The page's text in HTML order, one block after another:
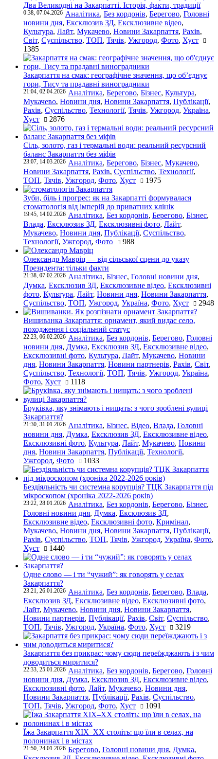
Два Великодні на Закарпатті. Історія, факти, традиції
0:38, 07.04.2026 Аналітика, Без кордонів, Берегово, Головні
новини дня, Ексклюзив ЗД, Ексклюзивне відео,
Культура, Лайт, Мукачево, Новини Закарпаття, Рахів,
Світ, Суспільство, ТОП, Тячів, Ужгород, Фото, Хуст
1385
Закарпаття на смак: географічне значення, що об’єднує
гори, Тису та прадавні виноградники
21:04, 02.04.2026 Аналітика, Берегово, Бізнес, Культура,
Мукачево, Новини дня, Новини Закарпаття, Публікації,
Рахів, Суспільство, Технології, Тячів, Ужгород, Україна,
Хуст
2876
Сіль, золото, газ і термальні води: реальний ресурсний
баланс Закарпаття без міфів
23:07, 14.03.2026 Аналітика, Берегово, Бізнес, Мукачево,
Новини Закарпаття, Рахів, Суспільство, Технології,
ТОП, Тячів, Ужгород, Фото, Хуст 1975
Зуби, біль і прогрес: як на Закарпатті формувалася
стоматологія від імперій до приватних клінік
19:45, 14.02.2026 Аналітика, Без кордонів, Берегово, Бізнес,
Влада, Ексклюзив ЗД, Ексклюзивні фото, Лайт,
Мукачево, Новини дня, Публікації, Суспільство,
Технології, Ужгород, Фото 988
Олександр Мавріц — від сільської сцени до указу
Президента: тільки факти
21:38, 07.02.2026 Аналітика, Бізнес, Головні новини дня,
Думка, Ексклюзив ЗД, Ексклюзивне відео, Ексклюзивні
фото, Культура, Лайт, Новини дня, Новини Закарпаття,
Суспільство, ТОП, Ужгород, Україна, Фото, Хуст 2948
Вишиванка Закарпаття: орнамент, який видає село,
походження і соціальний статус
22:23, 06.02.2026 Аналітика, Без кордонів, Берегово, Головні
новини дня, Думка, Ексклюзив ЗД, Ексклюзивне відео,
Ексклюзивні фото, Культура, Лайт, Мукачево, Новини
дня, Новини Закарпаття, Новини партнерів, Рахів, Світ,
Суспільство, Технології, ТОП, Тячів, Ужгород, Україна,
Фото, Хуст 1118
Бруківка, яку знімають і нищать: з чого зроблені вулиці
Закарпаття?
21:30, 31.01.2026 Аналітика, Бізнес, Відео, Влада, Головні
новини дня, Думка, Ексклюзив ЗД, Ексклюзивне відео,
Ексклюзивні фото, Культура, Лайт, Мукачево, Новини
дня, Новини Закарпаття, Публікації, Технології,
Ужгород, Фото 1033
Бездіяльність чи системна корупція? ТЦК Закарпаття під
мікроскопом (хроніка 2022-2026 років)
23:22, 28.01.2026 Аналітика, Без кордонів, Берегово, Бізнес,
Головні новини дня, Думка, Ексклюзив ЗД,
Ексклюзивне відео, Ексклюзивні фото, Кримінал,
Мукачево, Новини дня, Новини Закарпаття, Публікації,
Рахів, Суспільство, ТОП, Тячів, Ужгород, Україна, Фото,
Хуст
1440
Одне слово — і ти “чужий”: як говорять у селах
Закарпаття?
23:21, 26.01.2026 Аналітика, Без кордонів, Берегово, Влада,
Ексклюзив ЗД, Ексклюзивне відео, Ексклюзивні фото,
Лайт, Мукачево, Новини дня, Новини Закарпаття,
Новини партнерів, Публікації, Рахів, Світ, Суспільство,
ТОП, Тячів, Ужгород, Україна, Фото, Хуст 3219
Закарпаття без прикрас: чому сюди переїжджають і з чим
доводиться миритися?
22:33, 25.01.2026 Аналітика, Без кордонів, Берегово, Головні
новини дня, Думка, Ексклюзив ЗД, Ексклюзивне відео,
Ексклюзивні фото, Лайт, Мукачево, Новини дня,
Новини Закарпаття, Публікації, Рахів, Суспільство,
ТОП, Тячів, Ужгород, Фото, Хуст 1091
Їжа Закарпаття ХІХ–ХХ століть: що їли в селах, на
полонинах і в містах
21:50, 24.01.2026 Берегово, Головні новини дня, Думка,